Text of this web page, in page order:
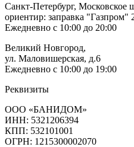
Санкт-Петербург, Московское
ориентир: заправка "Газпром"
Ежедневно с 10:00 до 20:00
Великий Новгород,
ул. Маловишерская, д.6
Ежедневно с 10:00 до 19:00
Реквизиты
ООО «БАНИДОМ»
ИНН: 5321206394
КПП: 532101001
ОГРН: 1215300002070